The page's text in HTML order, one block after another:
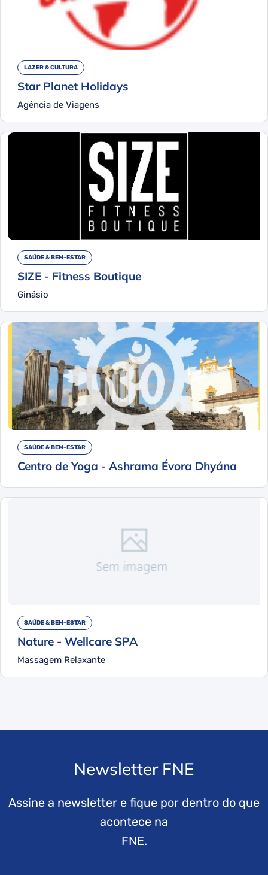
LAZER & CULTURA
Star Planet Holidays
Agência de Viagens
SAÚDE & BEM-ESTAR
SIZE - Fitness Boutique
Ginásio
SAÚDE & BEM-ESTAR
Centro de Yoga - Ashrama Évora Dhyána
SAÚDE & BEM-ESTAR
Nature - Wellcare SPA
Massagem Relaxante
Newsletter FNE
Assine a newsletter e fique por dentro do que
acontece na
FNE.